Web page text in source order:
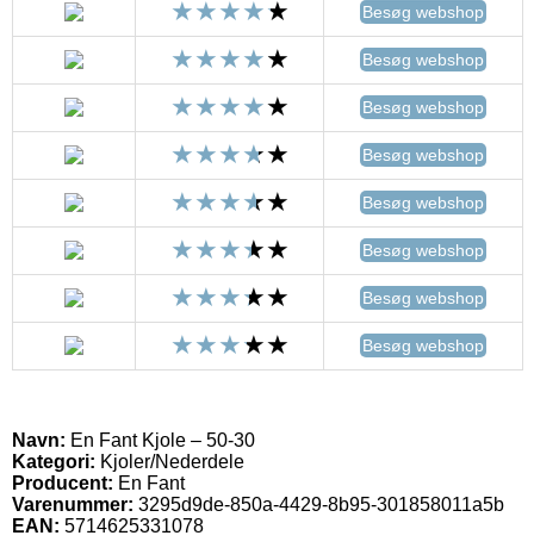
Besøg webshop
Besøg webshop
Besøg webshop
Besøg webshop
Besøg webshop
Besøg webshop
Besøg webshop
Besøg webshop
Navn: En Fant Kjole – 50-30
Kategori: Kjoler/Nederdele
Producent: En Fant
Varenummer: 3295d9de-850a-4429-8b95-301858011a5b
EAN: 5714625331078